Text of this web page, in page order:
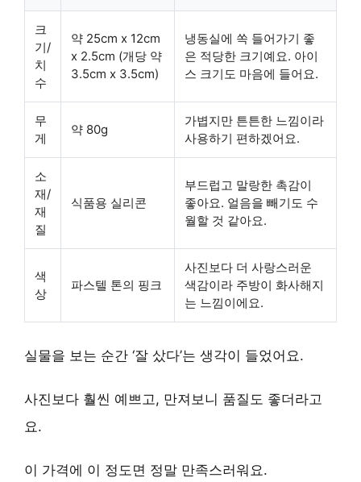
크
기/
치
수
약 25cm x 12cm
x 2.5cm (개당 약
3.5cm x 3.5cm)
냉동실에 쏙 들어가기 좋
은 적당한 크기예요. 아이
스 크기도 마음에 들어요.
무
게
약 80g
가볍지만 튼튼한 느낌이라
사용하기 편하겠어요.
소
재/
재
질
식품용 실리콘
부드럽고 말랑한 촉감이
좋아요. 얼음을 빼기도 수
월할 것 같아요.
색
상
파스텔 톤의 핑크
사진보다 더 사랑스러운
색감이라 주방이 화사해지
는 느낌이에요.
실물을 보는 순간 ‘잘 샀다’는 생각이 들었어요.
사진보다 훨씬 예쁘고, 만져보니 품질도 좋더라고
요.
이 가격에 이 정도면 정말 만족스러워요.